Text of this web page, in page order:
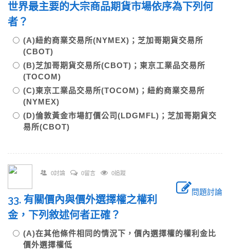
世界最主要的大宗商品期貨市場依序為下列何
者？
(A)紐約商業交易所(NYMEX)；芝加哥期貨交易所
(CBOT)
(B)芝加哥期貨交易所(CBOT)；東京工業品交易所
(TOCOM)
(C)東京工業品交易所(TOCOM)；紐約商業交易所
(NYMEX)
(D)倫敦黃金市場訂價公司(LDGMFL)；芝加哥期貨交
易所(CBOT)
0討論 0留言 0追蹤
問題討論
33. 有關價內與價外選擇權之權利
金，下列敘述何者正確？
(A)在其他條件相同的情況下，價內選擇權的權利金比
價外選擇權低